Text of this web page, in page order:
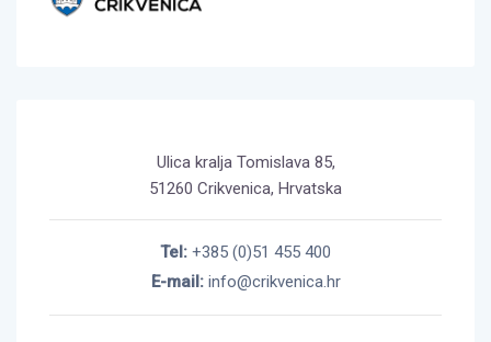
Ulica kralja Tomislava 85,
51260 Crikvenica, Hrvatska
Tel: +385 (0)51 455 400
E-mail:info@crikvenica.hr